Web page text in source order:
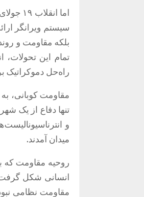
اما
سیستم ویرانگر
بلکه مقاومت و
تمام این
راه‌حل
مقاومت کوبانی،
تنها دفاع از یک
و
میدان آمدند.
روحیه مقاومت که
انسانی شکل
مقاومت نظامی